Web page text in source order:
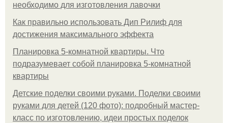
необходимо для изготовления лавочки
Как правильно использовать Дип Рилиф для
достижения максимального эффекта
Планировка 5-комнатной квартиры. Что
подразумевает собой планировка 5-комнатной
квартиры
Детские поделки своими руками. Поделки своими
руками для детей (120 фото): подробный мастер-
класс по изготовлению, идеи простых поделок